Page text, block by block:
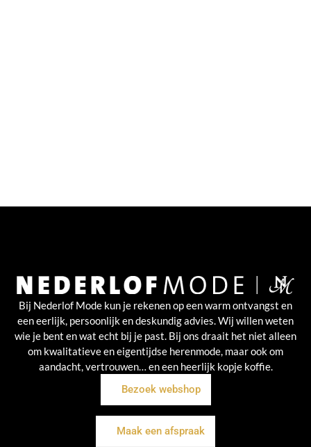
Bij Nederlof Mode kun je rekenen op een warm ontvangst en
een eerlijk, persoonlijk en deskundig advies. Wij willen weten
wie je bent en wat echt bij je past. Bij ons draait het niet alleen
om kwalitatieve en eigentijdse herenmode, maar ook om
aandacht, vertrouwen… en een heerlijk kopje koffie.
Bezoek webshop
Maak een afspraak